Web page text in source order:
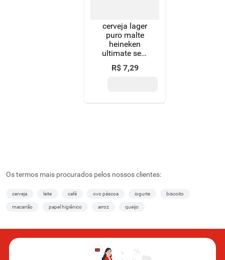
cerveja lager
puro malte
heineken
ultimate sem
glúten long
neck 330ml
R$ 7,29
Os termos mais procurados pelos nossos clientes:
cerveja leite café ovo páscoa iogurte biscoito
macarrão papel higiênico arroz queijo